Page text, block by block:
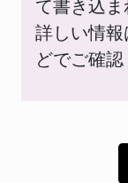
て書き込
詳しい情
どでご確認